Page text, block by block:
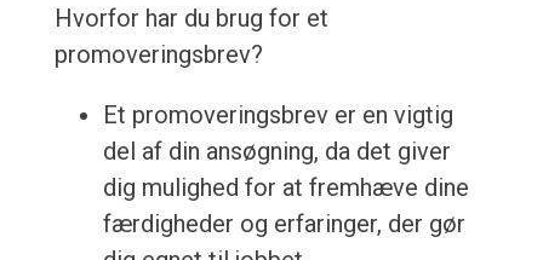
Hvorfor har du brug for et
promoveringsbrev?
Et promoveringsbrev er en vigtig
del af din ansøgning, da det giver
dig mulighed for at fremhæve dine
færdigheder og erfaringer, der gør